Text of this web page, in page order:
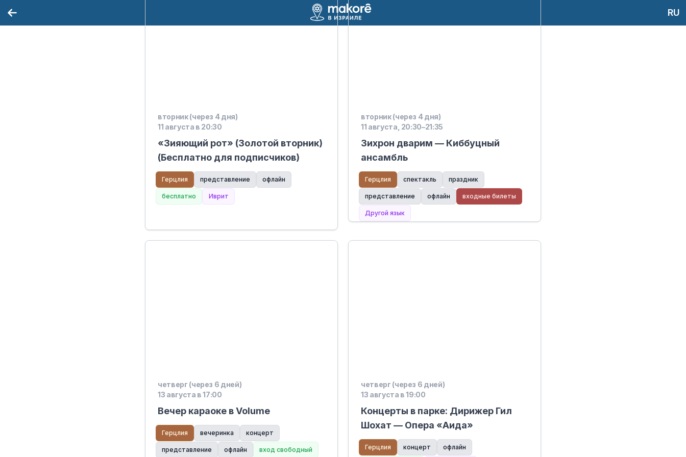
RU
вторник (через 4 дня)
11 августа в 20:30
«Зияющий рот» (Золотой вторник)
(Бесплатно для подписчиков)
Герцлия представление офлайн
бесплатно Иврит
вторник (через 4 дня)
11 августа, 20:30–21:35
Зихрон дварим — Киббуцный
ансамбль
Герцлия спектакль праздник
представление офлайн входные билеты
Другой язык
четверг (через 6 дней)
13 августа в 17:00
Вечер караоке в Volume
Герцлия вечеринка концерт
представление офлайн вход свободный
четверг (через 6 дней)
13 августа в 19:00
Концерты в парке: Дирижер Гил
Шохат — Опера «Аида»
Герцлия концерт офлайн